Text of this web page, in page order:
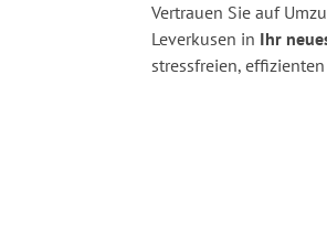
Vertrauen Sie auf
Leverkusen in Ihr
stressfreien,